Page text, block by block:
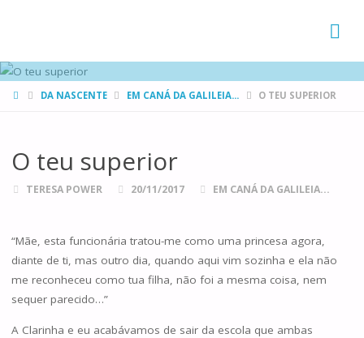
HOMEDA NASCENTE EM CANÁ DA GALILEIA... O TEU SUPERIOR
O teu superior
TERESA POWER 20/11/2017 EM CANÁ DA GALILEIA...
“Mãe, esta funcionária tratou-me como uma princesa agora,
diante de ti, mas outro dia, quando aqui vim sozinha e ela não
me reconheceu como tua filha, não foi a mesma coisa, nem
sequer parecido…”
A Clarinha e eu acabávamos de sair da escola que ambas